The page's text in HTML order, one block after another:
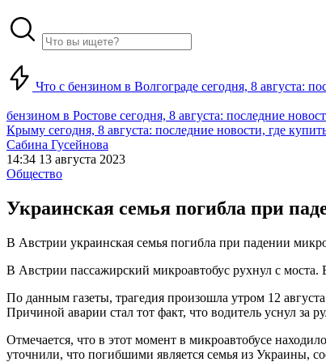
Что с бензином в Волгограде сегодня, 8 августа:
бензином в Ростове сегодня, 8 августа: последние
Крыму сегодня, 8 августа: последние новости, где
Сабина Гусейнова
14:34 13 августа 2023
Общество
Украинская семья погибла при
В Австрии украинская семья погибла при падении
В Австрии пассажирский микроавтобус рухнул с моста.
По данным газеты, трагедия произошла утром 12
Причиной аварии стал тот факт, что водитель уснул за
Отмечается, что в этот момент в микроавтобусе
уточнили, что погибшими является семья из Украины,